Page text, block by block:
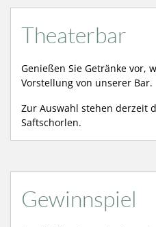
Theaterbar
Genießen Sie Getränke vor,
Vorstellung von unserer Bar.
Zur Auswahl stehen derzeit
Saftschorlen.
Gewinnspiel